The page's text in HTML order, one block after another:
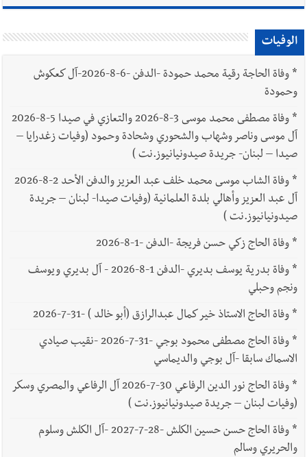
الوفيات
*
وفاة الحاجة رقية محمد حمودة -الدفن -6-8-2026-آل كعكوش
وحمودة
*
وفاة مصطفى محمد موسى 3-8-2026 والتعازي في صيدا 5-8-2026
آل موسى وناصر وشهاب والشحوري وشحادة وحمود (وفيات زغدرايا –
صيدا – لبنان- جريدة صيدونيانيوز.نت )
*
وفاة الشاب موسى محمد خلف عبد العزيز والدفن الأحد 2-8-2026
آل عبد العزيز وأهالي بلدة العلمانية (وفيات صيدا- لبنان – جريدة
صيدونيانيوز.نت )
*وفاة الحاج زكي حسن فريجة -الدفن -1-8-2026
*
وفاة بدرية يوسف بديري -الدفن 1-8-2026 - آل بديري ويوسف
ونجم وحبلي
*وفاة الحاج الاستاذ خير كمال عبدالرازق (أبو خالد ) -31-7-2026
*
وفاة الحاج مصطفى محمود بوجي -31-7-2026 -نقيب صيادي
الاسماك سابقا -آل بوجي والديماسي
*
وفاة الحاج نور الدين الرفاعي 30-7-2026 آل الرفاعي والمصري وسكر
(وفيات لبنان – جريدة صيدونيانيوز.نت )
*
وفاة الحاج حسن حسين الكلش -28-7-2027 -آل الكلش وسلوم
والحريري وسالم